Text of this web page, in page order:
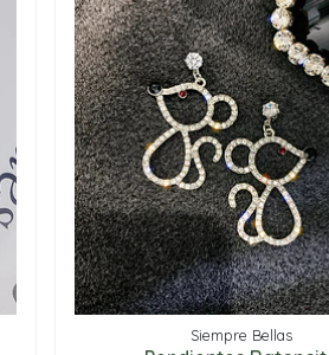
Siempre Bellas